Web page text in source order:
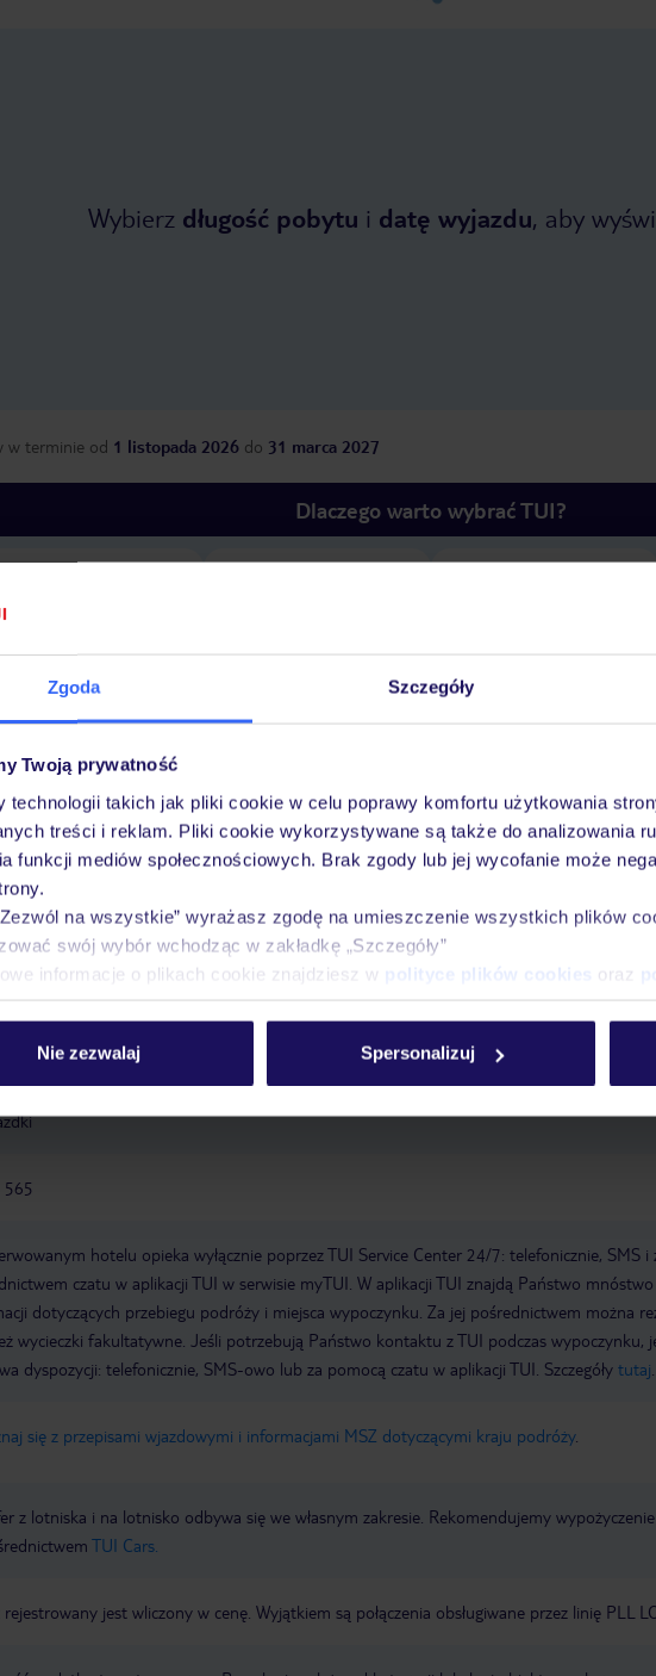
Zgoda Szczegóły
Twoją prywatność
technologii takich jak pliki cookie w celu poprawy komfortu użytkowania
treści i reklam. Pliki cookie wykorzystywane są także do analizowania
funkcji mediów społecznościowych. Brak zgody lub jej wycofanie może
na wszystkie” wyrażasz zgodę na umieszczenie wszystkich plików
swój wybór wchodząc w zakładkę „Szczegóły”
informacje o plikach cookie znajdziesz w polityce plików cookies oraz
Nie zezwalaj Spersonalizuj
Wybierz długość pobytu i datę wyjazdu, aby
w terminie od 1 listopada 2026 do 31 marca 2027
Dlaczego warto wybrać TUI?
w Polsce
wakacjach 24/7
Hotel
mogą cieszyć się piękną pogodą na tarasie. W hotelu znajduje się strefa wellness ze
za opłatą Zameldowanie od: 13:00:00 Wymeldowanie do: 10:00:00 Garaż
WLAN/WiFi w hotelu Winda Liczba wind: 1 Zwierzęta domowe Łączna liczba
pokoi: 12
Metody płatności: American Express, Mastercard, Visa
565
hotelu opieka wyłącznie poprzez TUI Service Center 24/7: telefonicznie, SMS i
czatu w aplikacji TUI w serwisie myTUI. W aplikacji TUI znajdą Państwo
dotyczących przebiegu podróży i miejsca wypoczynku. Za jej pośrednictwem można
wycieczki fakultatywne. Jeśli potrzebują Państwo kontaktu z TUI podczas wypoczynku,
dyspozycji: telefonicznie, SMS-owo lub za pomocą czatu w aplikacji TUI. Szczegóły tutaj
się z przepisami wjazdowymi i informacjami MSZ dotyczącymi kraju podróży.
z lotniska i na lotnisko odbywa się we własnym zakresie. Rekomendujemy
TUI Cars.
rejestrowany jest wliczony w cenę. Wyjątkiem są połączenia obsługiwane przez linię PLL